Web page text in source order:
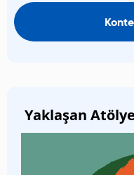
Yaklaşan